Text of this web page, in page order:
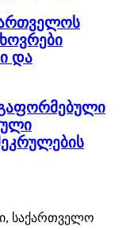
და
საქართველო